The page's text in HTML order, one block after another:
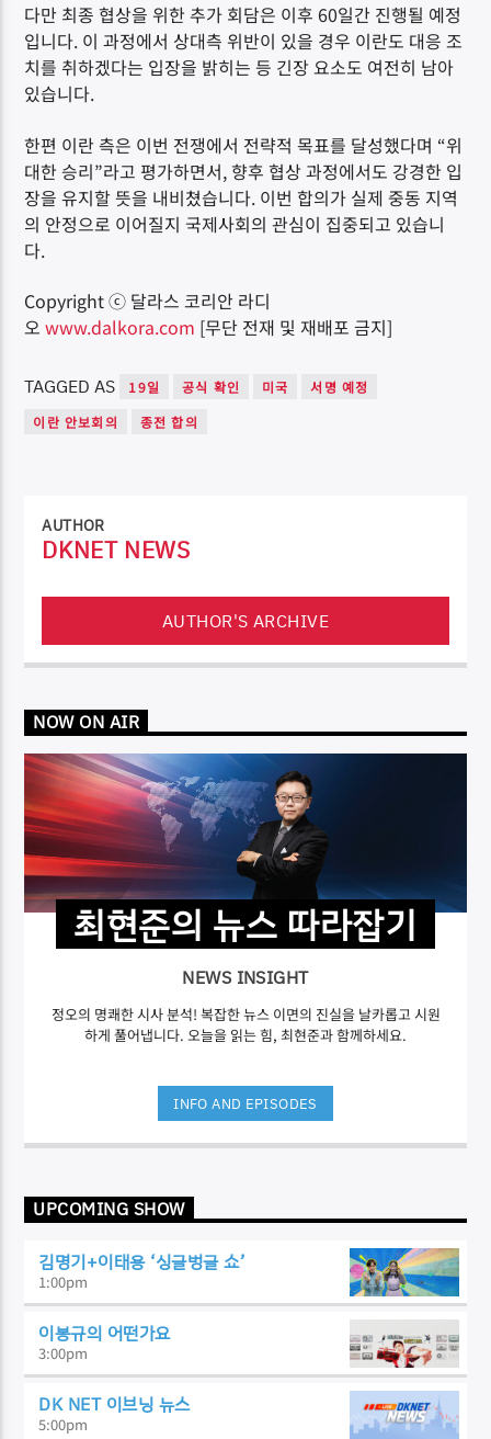
다만 최종 협상을 위한 추가 회담은 이후 60일간 진행될 예정
입니다. 이 과정에서 상대측 위반이 있을 경우 이란도 대응 조
치를 취하겠다는 입장을 밝히는 등 긴장 요소도 여전히 남아
있습니다.
한편 이란 측은 이번 전쟁에서 전략적 목표를 달성했다며 “위
대한 승리”라고 평가하면서, 향후 협상 과정에서도 강경한 입
장을 유지할 뜻을 내비쳤습니다. 이번 합의가 실제 중동 지역
의 안정으로 이어질지 국제사회의 관심이 집중되고 있습니
다.
Copyright ⓒ 달라스 코리안 라디
오www.dalkora.com [무단 전재 및 재배포 금지]
TAGGED AS 19일 공식 확인 미국
서명 예정
이란 안보회의
종전 합의
AUTHOR
DKNET NEWS
AUTHOR'S ARCHIVE
NOW ON AIR
최현준의 뉴스 따라잡기
NEWS INSIGHT
정오의 명쾌한 시사 분석! 복잡한 뉴스 이면의 진실을 날카롭고 시원
하게 풀어냅니다. 오늘을 읽는 힘, 최현준과 함께하세요.
INFO AND EPISODES
UPCOMING SHOW
김명기+이태용 ‘싱글벙글 쇼’
1:00pm
이봉규의 어떤가요
3:00pm
DK NET 이브닝 뉴스
5:00pm